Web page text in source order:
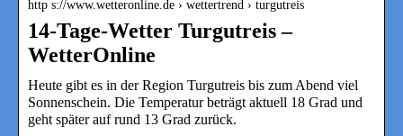
http s://www.wetteronline.de › wettertrend › turgutreis
14-Tage-Wetter Turgutreis –
WetterOnline
Heute gibt es in der Region Turgutreis bis zum Abend viel
Sonnenschein. Die Temperatur beträgt aktuell 18 Grad und
geht später auf rund 13 Grad zurück.